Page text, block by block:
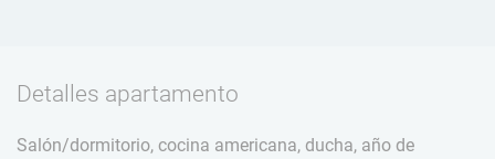
Detalles apartamento
Salón/dormitorio, cocina americana, ducha, año de